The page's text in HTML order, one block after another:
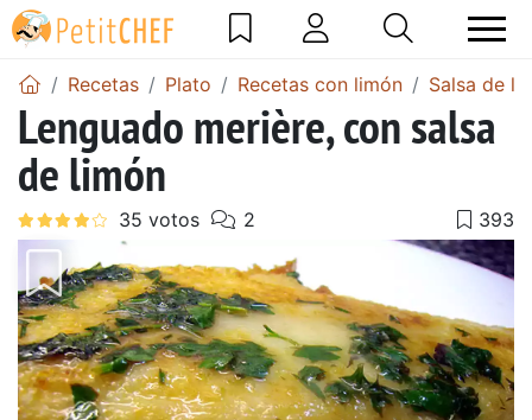
Recetas Plato Recetas con limón Salsa de
Lenguado merière, con salsa
de limón